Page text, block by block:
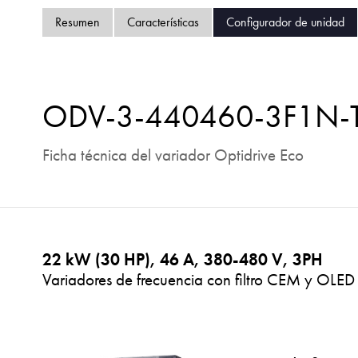
Resumen Características Configurador de unidad
ODV-3-440460-3F1N-
Ficha técnica del variador Optidrive Eco
22 kW (30 HP), 46 A, 380-480 V, 3PH
Variadores de frecuencia con filtro CEM y